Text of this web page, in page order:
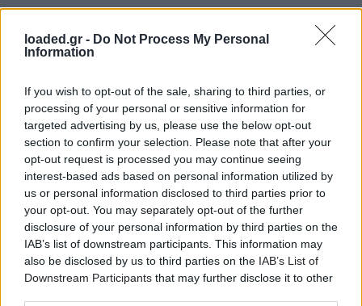
loaded.gr - Do Not Process My Personal
Information
If you wish to opt-out of the sale, sharing to third parties, or
processing of your personal or sensitive information for
targeted advertising by us, please use the below opt-out
section to confirm your selection. Please note that after your
opt-out request is processed you may continue seeing
interest-based ads based on personal information utilized by
us or personal information disclosed to third parties prior to
your opt-out. You may separately opt-out of the further
disclosure of your personal information by third parties on the
IAB’s list of downstream participants. This information may
also be disclosed by us to third parties on the IAB’s List of
Downstream Participants that may further disclose it to other